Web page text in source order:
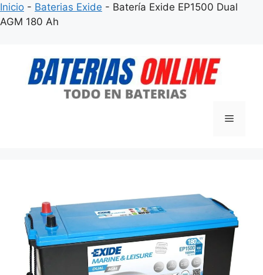
Inicio - Baterias Exide - Batería Exide EP1500 Dual
AGM 180 Ah
contenido
Menú